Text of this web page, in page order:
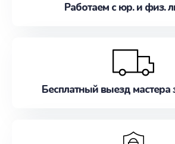
Работаем с юр. и физ.
Бесплатный выезд мастера